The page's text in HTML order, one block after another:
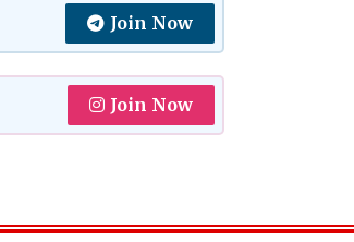
Join Now
Join Now